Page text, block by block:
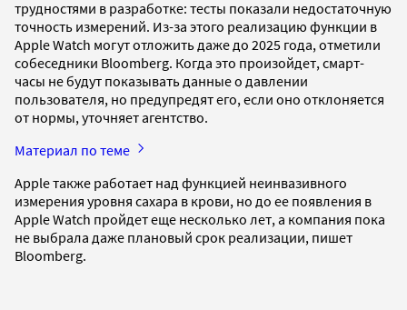
трудностями в разработке: тесты показали недостаточную
точность измерений. Из-за этого реализацию функции в
Apple Watch могут отложить даже до 2025 года, отметили
собеседники Bloomberg. Когда это произойдет, смарт-
часы не будут показывать данные о давлении
пользователя, но предупредят его, если оно отклоняется
от нормы, уточняет агентство.
Материал по теме
Apple также работает над функцией неинвазивного
измерения уровня сахара в крови, но до ее появления в
Apple Watch пройдет еще несколько лет, а компания пока
не выбрала даже плановый срок реализации, пишет
Bloomberg.